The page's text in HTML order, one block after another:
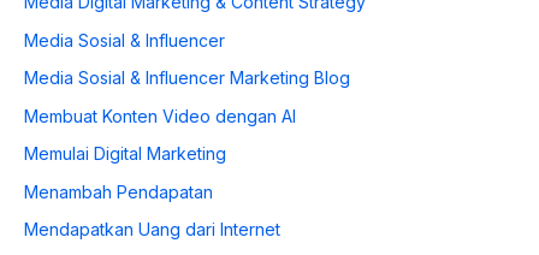
Media Sosial & Influencer
Media Sosial & Influencer Marketing Blog
Membuat Konten Video dengan AI
Memulai Digital Marketing
Menambah Pendapatan
Mendapatkan Uang dari Internet